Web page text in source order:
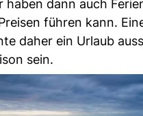
haben dann auch
führen kann.
daher ein Urlaub
sein.